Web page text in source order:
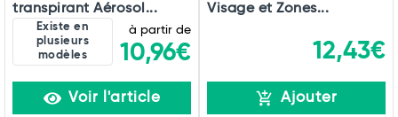
transpirant Aérosol...
Existe en
plusieurs
modèles
à partir de
10,96€
Voir l'article
Visage et Zones...
12,43€
Ajouter